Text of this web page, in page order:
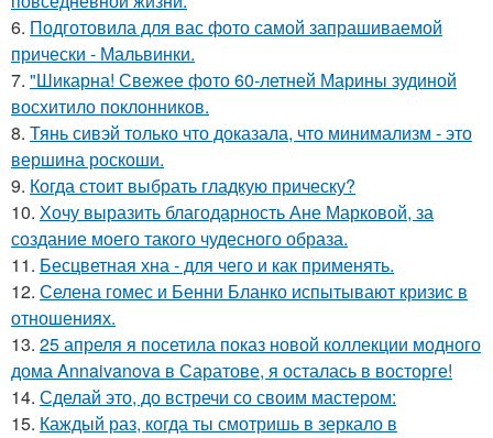
6. Подготовила для вас фото самой запрашиваемой
прически - Мальвинки.
7. "Шикарна! Свежее фото 60-летней Марины зудиной
восхитило поклонников.
8. Тянь сивэй только что доказала, что минимализм - это
вершина роскоши.
9. Когда стоит выбрать гладкую прическу?
10. Хочу выразить благодарность Ане Марковой, за
создание моего такого чудесного образа.
11. Бесцветная хна - для чего и как применять.
12. Селена гомес и Бенни Бланко испытывают кризис в
отношениях.
13. 25 апреля я посетила показ новой коллекции модного
дома Annaivanova в Саратове, я осталась в восторге!
14. Сделай это, до встречи со своим мастером:
15. Каждый раз, когда ты смотришь в зеркало в